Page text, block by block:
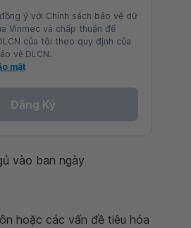
ý với Chính sách bảo vệ dữ
Vinmec và chấp thuận để
của tôi theo quy định của
vệ DLCN.
mật
Đăng Ký
vào ban ngày
hoặc các vấn đề tiêu hóa